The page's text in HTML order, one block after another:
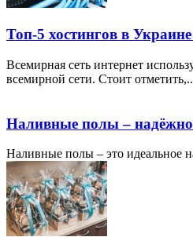
Топ-5 хостингов в
Всемирная сеть интернет
всемирной сети. Стоит
Наливные полы –
Наливные полы – это идеальное